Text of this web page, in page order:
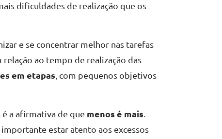
dificuldades de realização que os
e se concentrar melhor nas tarefas
ao tempo de realização das
em etapas , com pequenos objetivos
a afirmativa de que menos é mais
estar atento aos excessos